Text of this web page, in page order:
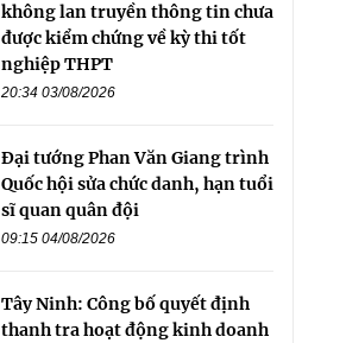
không lan truyền thông tin chưa
được kiểm chứng về kỳ thi tốt
nghiệp THPT
20:34 03/08/2026
Đại tướng Phan Văn Giang trình
Quốc hội sửa chức danh, hạn tuổi
sĩ quan quân đội
09:15 04/08/2026
Tây Ninh: Công bố quyết định
thanh tra hoạt động kinh doanh